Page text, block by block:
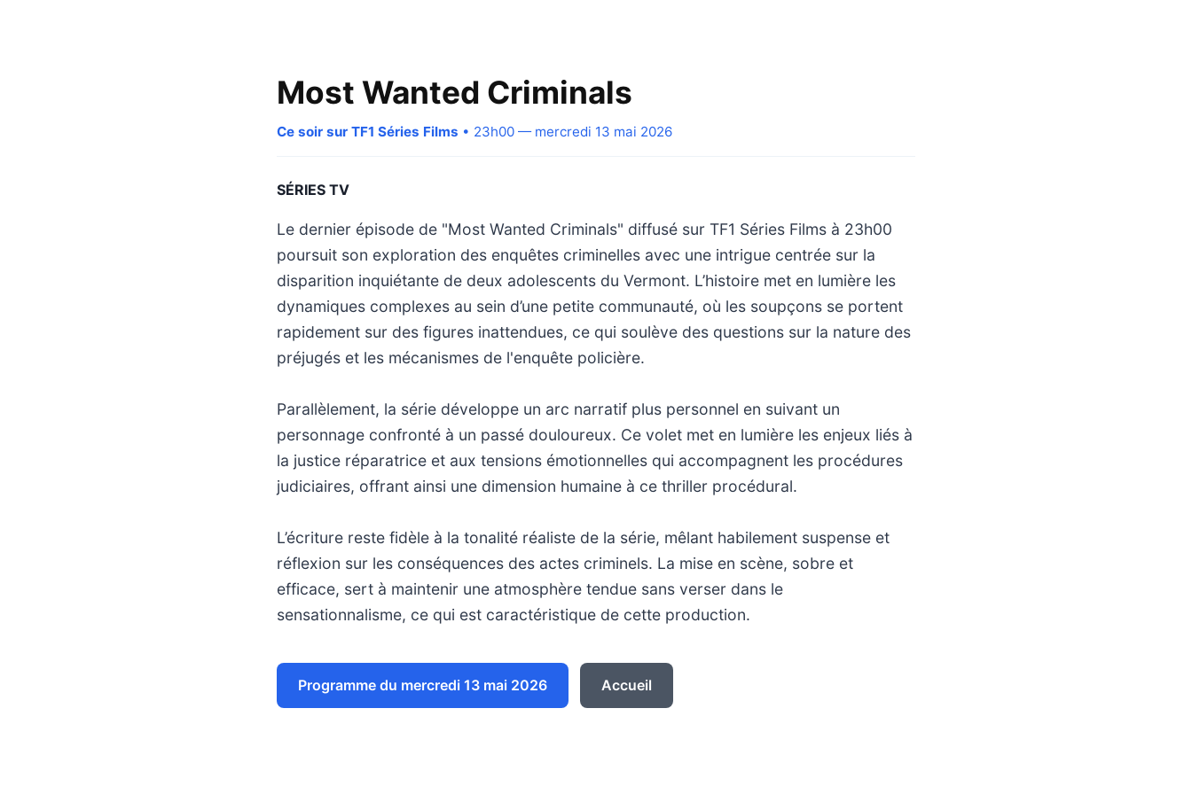
Most Wanted Criminals
Ce soir sur TF1 Séries Films • 23h00 — mercredi 13 mai 2026
SÉRIES TV
Le dernier épisode de "Most Wanted Criminals" diffusé sur TF1 Séries Films à 23h00
poursuit son exploration des enquêtes criminelles avec une intrigue centrée sur la
disparition inquiétante de deux adolescents du Vermont. L’histoire met en lumière les
dynamiques complexes au sein d’une petite communauté, où les soupçons se portent
rapidement sur des figures inattendues, ce qui soulève des questions sur la nature des
préjugés et les mécanismes de l'enquête policière.
Parallèlement, la série développe un arc narratif plus personnel en suivant un
personnage confronté à un passé douloureux. Ce volet met en lumière les enjeux liés à
la justice réparatrice et aux tensions émotionnelles qui accompagnent les procédures
judiciaires, offrant ainsi une dimension humaine à ce thriller procédural.
L’écriture reste fidèle à la tonalité réaliste de la série, mêlant habilement suspense et
réflexion sur les conséquences des actes criminels. La mise en scène, sobre et
efficace, sert à maintenir une atmosphère tendue sans verser dans le
sensationnalisme, ce qui est caractéristique de cette production.
Programme du mercredi 13 mai 2026 Accueil